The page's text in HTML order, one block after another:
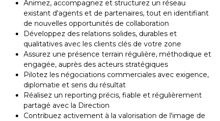
Animez, accompagnez et structurez un réseau
existant d'agents et de partenaires, tout en identifiant
de nouvelles opportunités de collaboration
Développez des relations solides, durables et
qualitatives avec les clients clés de votre zone
Assurez une présence terrain régulière, méthodique et
engagée, auprès des acteurs stratégiques
Pilotez les négociations commerciales avec exigence,
diplomatie et sens du résultat
Réalisez un reporting précis, fiable et régulièrement
partagé avec la Direction
Contribuez activement à la valorisation de l'image de